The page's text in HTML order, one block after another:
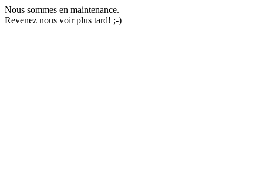
Nous sommes en maintenance.
Revenez nous voir plus tard! ;-)